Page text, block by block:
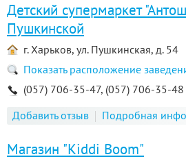
Детский супермаркет
Пушкинской
г. Харьков, ул. Пушкинская, д. 54
Показать расположение
(057) 706-35-47, (057) 706-35-48
Добавить отзыв
Подробная
Магазин "Kiddi Boom"